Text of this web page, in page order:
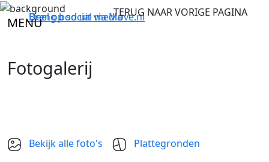
MENU
TERUG NAAR VORIGE PAGINA
Breng bod uit viaMove.nl
Deel op social media
Fotogalerij
Bekijk alle foto's Plattegronden